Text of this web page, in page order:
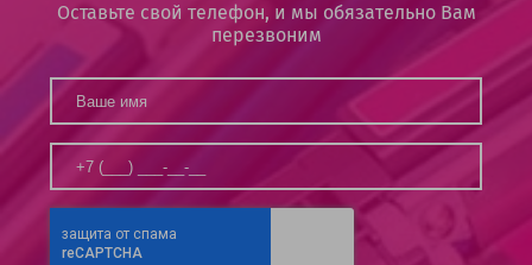
Оставьте свой телефон, и мы обязательно Вам
перезвоним